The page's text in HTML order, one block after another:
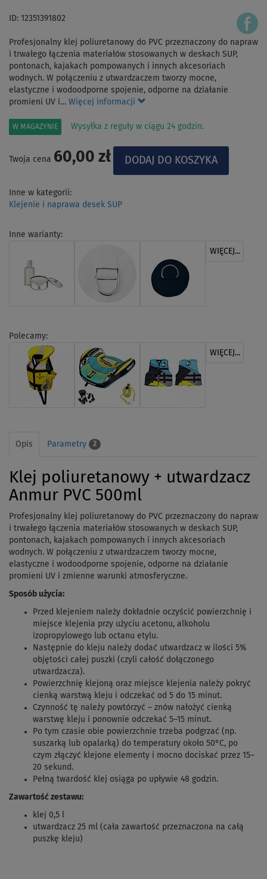
ID: 12351391802
Profesjonalny klej poliuretanowy do PVC przeznaczony do napraw
i trwałego łączenia materiałów stosowanych w deskach SUP,
pontonach, kajakach pompowanych i innych akcesoriach
wodnych. W połączeniu z utwardzaczem tworzy mocne,
elastyczne i wodoodporne spojenie, odporne na działanie
promieni UV i… Więcej informacji
W MAGAZYNIE Wysyłka z reguły w ciągu 24 godzin.
Twoja cena 60,00 zł
Inne w kategorii:
Klejenie i naprawa desek SUP
Inne warianty:
WIĘCEJ...
Polecamy:
WIĘCEJ...
Opis Parametry 2
Klej poliuretanowy + utwardzacz
Anmur PVC 500ml
Profesjonalny klej poliuretanowy do PVC przeznaczony do napraw
i trwałego łączenia materiałów stosowanych w deskach SUP,
pontonach, kajakach pompowanych i innych akcesoriach
wodnych. W połączeniu z utwardzaczem tworzy mocne,
elastyczne i wodoodporne spojenie, odporne na działanie
promieni UV i zmienne warunki atmosferyczne.
Sposób użycia:
Przed klejeniem należy dokładnie oczyścić powierzchnię i
miejsce klejenia przy użyciu acetonu, alkoholu
izopropylowego lub octanu etylu.
Następnie do kleju należy dodać utwardzacz w ilości 5%
objętości całej puszki (czyli całość dołączonego
utwardzacza).
Powierzchnię klejoną oraz miejsce klejenia należy pokryć
cienką warstwą kleju i odczekać od 5 do 15 minut.
Czynność tę należy powtórzyć – znów nałożyć cienką
warstwę kleju i ponownie odczekać 5–15 minut.
Po tym czasie obie powierzchnie trzeba podgrzać (np.
suszarką lub opalarką) do temperatury około 50°C, po
czym złączyć klejone elementy i mocno dociskać przez 15–
20 sekund.
Pełną twardość klej osiąga po upływie 48 godzin.
Zawartość zestawu:
klej 0,5 l
utwardzacz 25 ml (cała zawartość przeznaczona na całą
puszkę kleju)